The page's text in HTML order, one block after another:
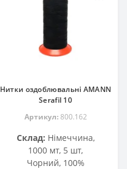
Нитки оздоблювальні AMANN
Serafil 10
Артикул:800.162
Склад: Німеччина,
1000 мт, 5 шт,
Чорний, 100%